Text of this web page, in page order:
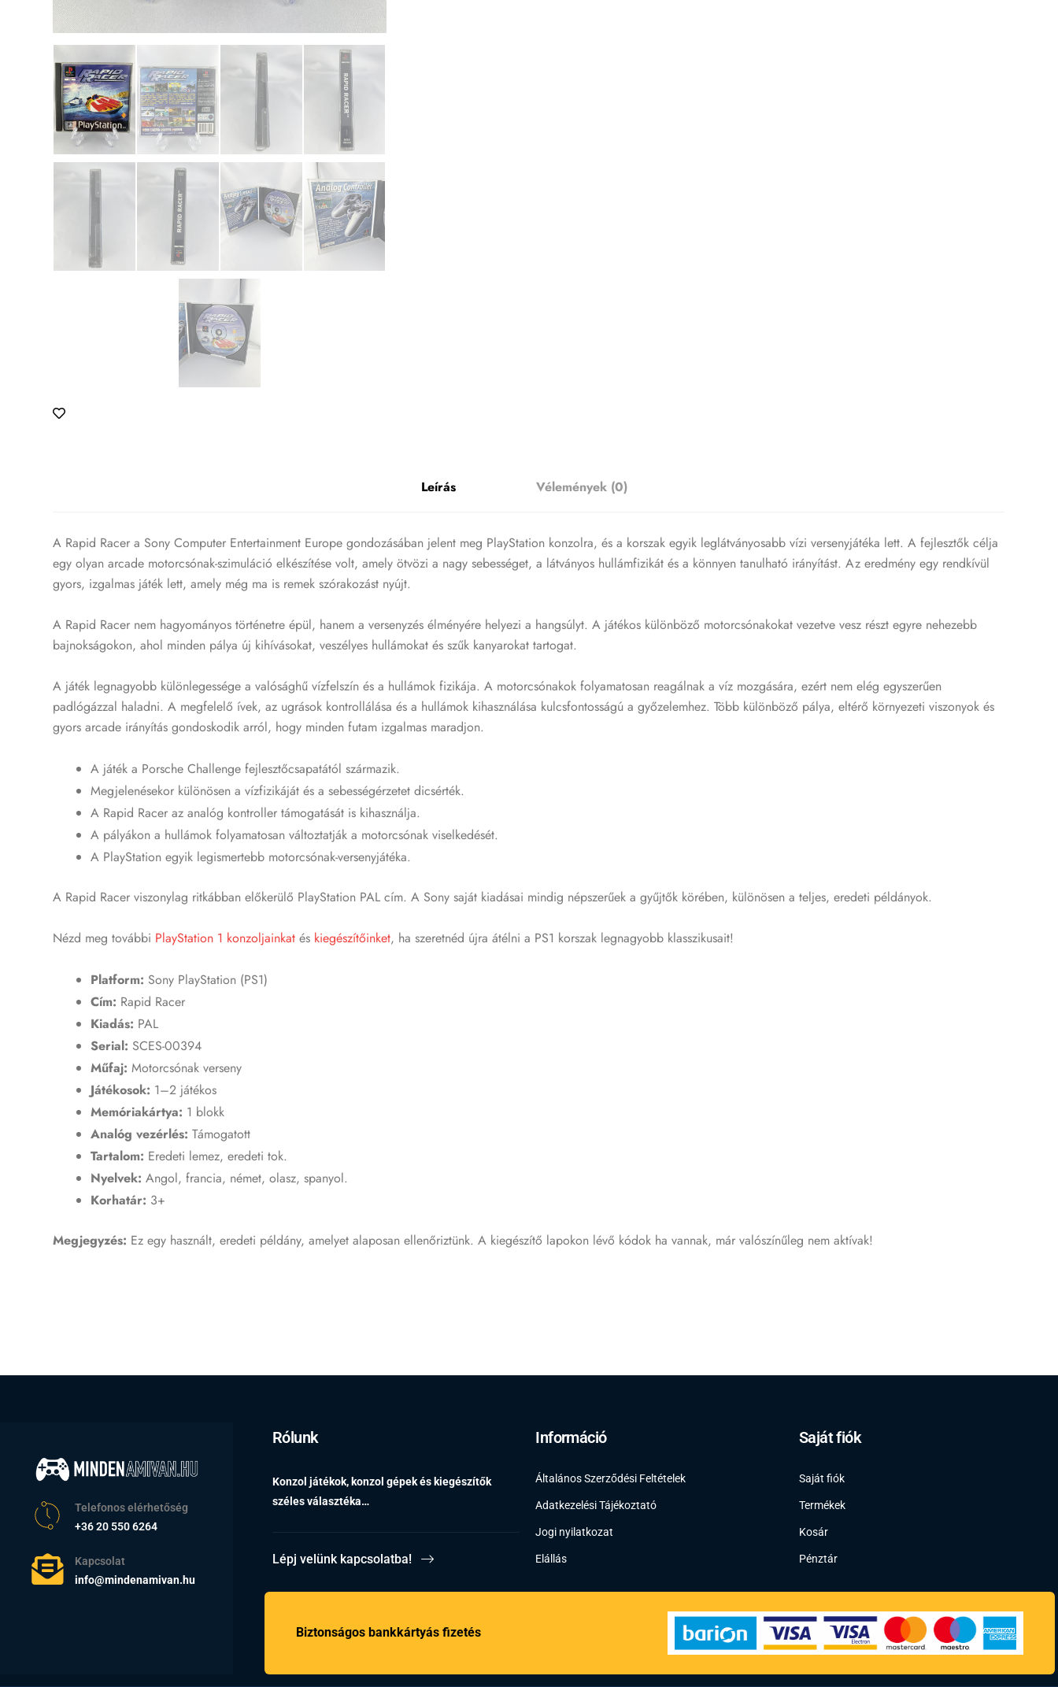
Leírás Vélemények (0)
A Rapid Racer a Sony Computer Entertainment Europe gondozásában jelent meg PlayStation konzolra, és a korszak egyik leglátványosabb vízi versenyjátéka lett. A fejlesztők célja
egy olyan arcade motorcsónak-szimuláció elkészítése volt, amely ötvözi a nagy sebességet, a látványos hullámfizikát és a könnyen tanulható irányítást. Az eredmény egy rendkívül
gyors, izgalmas játék lett, amely még ma is remek szórakozást nyújt.
A Rapid Racer nem hagyományos történetre épül, hanem a versenyzés élményére helyezi a hangsúlyt. A játékos különböző motorcsónakokat vezetve vesz részt egyre nehezebb
bajnokságokon, ahol minden pálya új kihívásokat, veszélyes hullámokat és szűk kanyarokat tartogat.
A játék legnagyobb különlegessége a valósághű vízfelszín és a hullámok fizikája. A motorcsónakok folyamatosan reagálnak a víz mozgására, ezért nem elég egyszerűen
padlógázzal haladni. A megfelelő ívek, az ugrások kontrollálása és a hullámok kihasználása kulcsfontosságú a győzelemhez. Több különböző pálya, eltérő környezeti viszonyok és
gyors arcade irányítás gondoskodik arról, hogy minden futam izgalmas maradjon.
A játék a Porsche Challenge fejlesztőcsapatától származik.
Megjelenésekor különösen a vízfizikáját és a sebességérzetet dicsérték.
A Rapid Racer az analóg kontroller támogatását is kihasználja.
A pályákon a hullámok folyamatosan változtatják a motorcsónak viselkedését.
A PlayStation egyik legismertebb motorcsónak-versenyjátéka.
A Rapid Racer viszonylag ritkábban előkerülő PlayStation PAL cím. A Sony saját kiadásai mindig népszerűek a gyűjtők körében, különösen a teljes, eredeti példányok.
Nézd meg további PlayStation 1 konzoljainkat és kiegészítőinket, ha szeretnéd újra átélni a PS1 korszak legnagyobb klasszikusait!
Platform: Sony PlayStation (PS1)
Cím: Rapid Racer
Kiadás: PAL
Serial: SCES-00394
Műfaj: Motorcsónak verseny
Játékosok: 1–2 játékos
Memóriakártya: 1 blokk
Analóg vezérlés: Támogatott
Tartalom: Eredeti lemez, eredeti tok.
Nyelvek: Angol, francia, német, olasz, spanyol.
Korhatár: 3+
Megjegyzés: Ez egy használt, eredeti példány, amelyet alaposan ellenőriztünk. A kiegészítő lapokon lévő kódok ha vannak, már valószínűleg nem aktívak!
Telefonos elérhetőség
+36 20 550 6264
Kapcsolat
info@mindenamivan.hu
Rólunk
Konzol játékok, konzol gépek és kiegészítők
széles választéka…
Lépj velünk kapcsolatba!
Információ
Általános Szerződési Feltételek
Adatkezelési Tájékoztató
Jogi nyilatkozat
Elállás
Saját fiók
Saját fiók
Termékek
Kosár
Pénztár
Biztonságos bankkártyás fizetés